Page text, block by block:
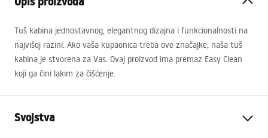
Tuš kabina jednostavnog, elegantnog dizajna i funkcionalnosti na
najvišoj razini. Ako vaša kupaonica treba ove značajke, naša tuš
kabina je stvorena za Vas. Ovaj proizvod ima premaz Easy Clean
koji ga čini lakim za čišćenje.
Svojstva